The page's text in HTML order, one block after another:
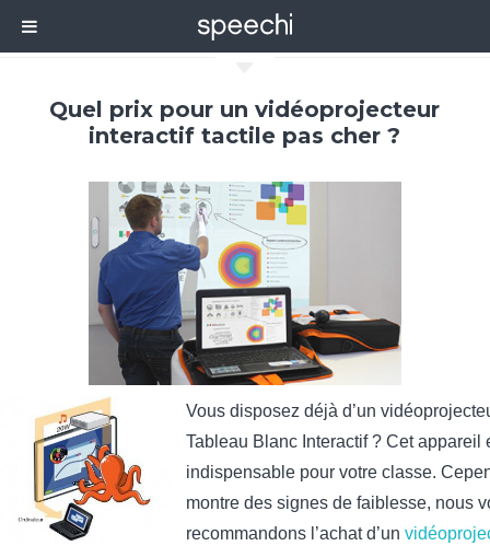
Quel prix pour un vidéoprojecteur
interactif tactile pas cher ?
Vous disposez déjà d’un
Tableau Blanc Interactif ? Cet appareil
indispensable pour votre classe.
montre des signes de faiblesse, nous
recommandons l’achat d’un